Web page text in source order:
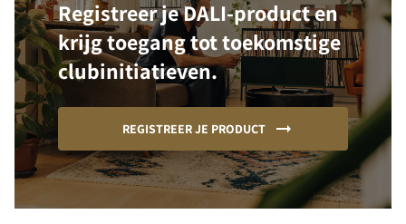
Registreer je DALI-product en
krijg toegang tot toekomstige
clubinitiatieven.
REGISTREER JE PRODUCT